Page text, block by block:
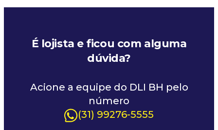
É lojista e ficou com alguma
dúvida?
Acione a equipe do DLI BH pelo
número
(31) 99276-5555